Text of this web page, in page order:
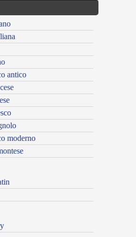
antico
moderno